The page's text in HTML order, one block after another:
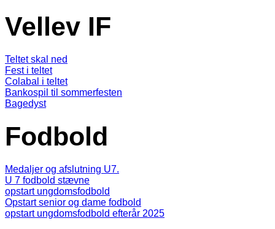
Vellev IF
Teltet skal ned
Fest i teltet
Colabal i teltet
Bankospil til sommerfesten
Bagedyst
Fodbold
Medaljer og afslutning U7.
U 7 fodbold stævne
opstart ungdomsfodbold
Opstart senior og dame fodbold
opstart ungdomsfodbold efterår 2025